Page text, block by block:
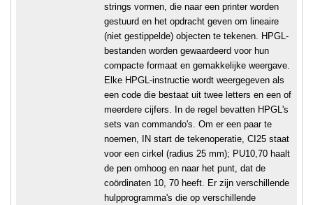
strings vormen, die naar een printer worden
gestuurd en het opdracht geven om lineaire
(niet gestippelde) objecten te tekenen. HPGL-
bestanden worden gewaardeerd voor hun
compacte formaat en gemakkelijke weergave.
Elke HPGL-instructie wordt weergegeven als
een code die bestaat uit twee letters en een of
meerdere cijfers. In de regel bevatten HPGL's
sets van commando's. Om er een paar te
noemen, IN start de tekenoperatie, CI25 staat
voor een cirkel (radius 25 mm); PU10,70 haalt
de pen omhoog en naar het punt, dat de
coördinaten 10, 70 heeft. Er zijn verschillende
hulpprogramma's die op verschillende